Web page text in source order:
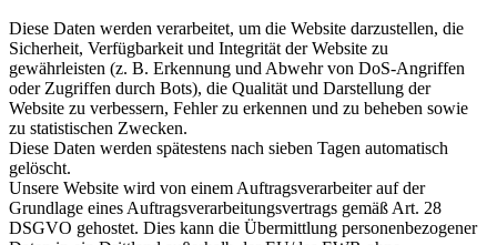
Diese Daten werden verarbeitet, um die Website darzustellen, die
Sicherheit, Verfügbarkeit und Integrität der Website zu
gewährleisten (z. B. Erkennung und Abwehr von DoS-Angriffen
oder Zugriffen durch Bots), die Qualität und Darstellung der
Website zu verbessern, Fehler zu erkennen und zu beheben sowie
zu statistischen Zwecken.
Diese Daten werden spätestens nach sieben Tagen automatisch
gelöscht.
Unsere Website wird von einem Auftragsverarbeiter auf der
Grundlage eines Auftragsverarbeitungsvertrags gemäß Art. 28
DSGVO gehostet. Dies kann die Übermittlung personenbezogener